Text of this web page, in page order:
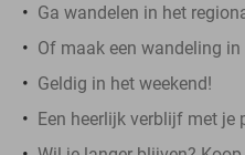
Ga wandelen in het
Of maak een wandeling
Geldig in het weekend!
Een heerlijk verblijf met je